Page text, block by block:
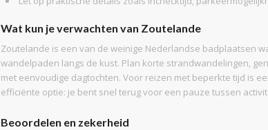
Wat kun je verwachten van Zoutelande
Zoutelande is een van de weinige Nederlandse badplaatsen
wandelpaden langs de kust. Plan korte strandwandelingen,
met eenvoudige dagtochten. Voor reizen met beperkte tijd is
efficiënte optie: je bent snel terug voor een pauze tussen
Beoordelen en zekerheid